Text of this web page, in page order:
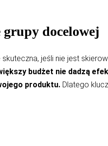
docelowej
jeśli nie jest
budżet nie dadzą
produktu. Dlatego